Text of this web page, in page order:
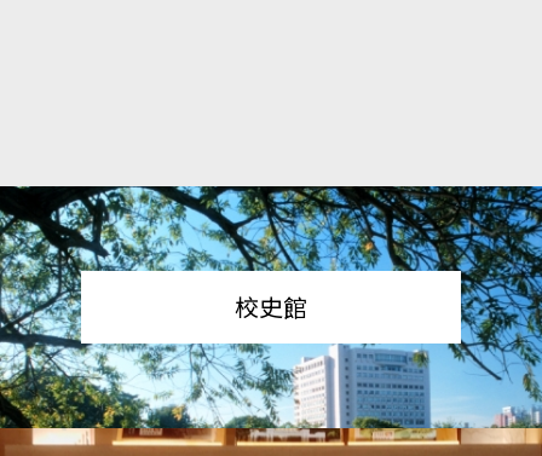
校史館